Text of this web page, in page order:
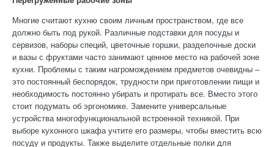
Многие считают кухню своим личным пространством, где все
должно быть под рукой. Различные подставки для посуды и
сервизов, наборы специй, цветочные горшки, разделочные доски
и вазы с фруктами часто занимают ценное место на рабочей зоне
кухни. Проблемы с таким нагромождением предметов очевидны –
это постоянный беспорядок, трудности при приготовлении пищи и
необходимость постоянно убирать и протирать все. Вместо этого
стоит подумать об эргономике. Замените универсальные
устройства многофункциональной встроенной техникой. При
выборе кухонного шкафа учтите его размеры, чтобы вместить всю
посуду и продукты. Также выделите отдельные полки для